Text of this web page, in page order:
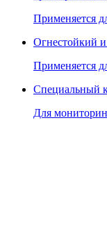
Применяется
Огнестойкий
Применяется
Специальный
Для